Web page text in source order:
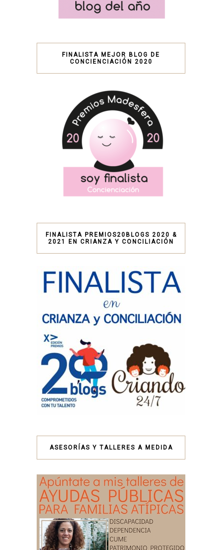
FINALISTA MEJOR BLOG DE
CONCIENCIACIÓN 2020
FINALISTA PREMIOS20BLOGS 2020 &
2021 EN CRIANZA Y CONCILIACIÓN
ASESORÍAS Y TALLERES A MEDIDA